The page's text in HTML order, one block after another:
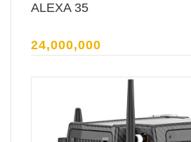
ALEXA 35
24,000,000